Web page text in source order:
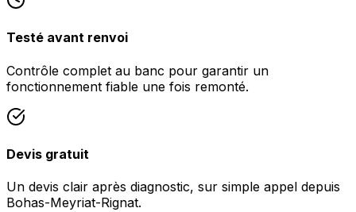
Testé avant renvoi
Contrôle complet au banc pour garantir un
fonctionnement fiable une fois remonté.
Devis gratuit
Un devis clair après diagnostic, sur simple appel depuis
Bohas-Meyriat-Rignat.